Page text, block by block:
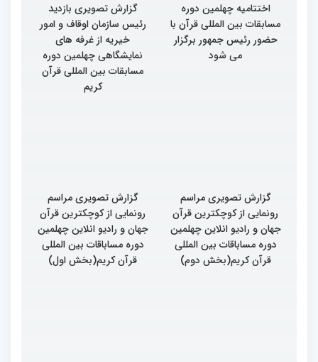
اختتامیه چهلمین دوره
مسابقات بین المللی قرآن با
حضور رئیس جمهور برگزار
می شود
گزارش تصویری بازدید
رئیس سازمان اوقاف و امور
خیریه از غرفه های
نمایشگاهی چهلمین دوره
مسابقات بین المللی قرآن
کریم
گزارش تصویری مراسم
رونمایی از کوچکترین قرآن
جهان و رادیو انلاین چهلمین
دوره مساباقات بین المللی
قرآن کریم(بخش دوم)
گزارش تصویری مراسم
رونمایی از کوچکترین قرآن
جهان و رادیو انلاین چهلمین
دوره مساباقات بین المللی
قرآن کریم(بخش اول)